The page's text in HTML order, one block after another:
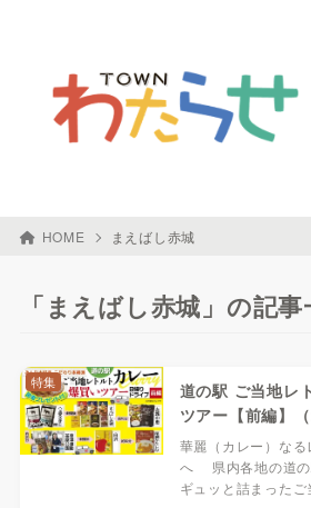
HOME まえばし赤城
「まえばし赤城」の記
道の駅 ご当地レ
ツアー【前編】
華麗（カレー）な
へ 県内各地の道の
ギュッと詰まったご
特集